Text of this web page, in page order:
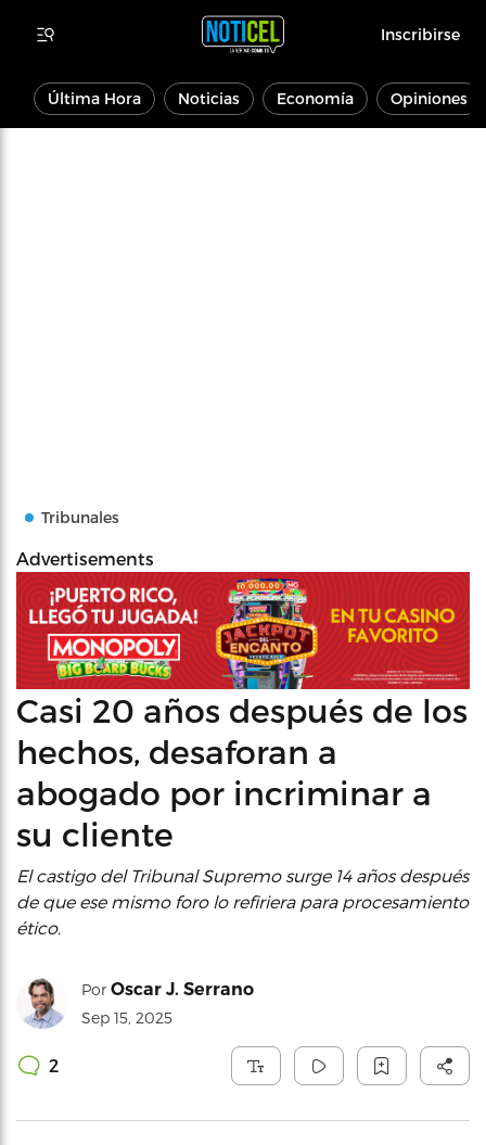
Inscribirse
Última Hora Noticias Economía Opiniones
Tribunales
Advertisements
Casi 20 años después de los
hechos, desaforan a
abogado por incriminar a
su cliente
El castigo del Tribunal Supremo surge 14 años después
de que ese mismo foro lo refiriera para procesamiento
ético.
Por Oscar J. Serrano
Sep 15, 2025
2